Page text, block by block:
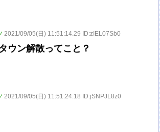
2021/09/05(日) 11:51:14.29 ID:zIEL07Sb0
ウン解散ってこと？
2021/09/05(日) 11:51:24.18 ID:jSNPJL8z0